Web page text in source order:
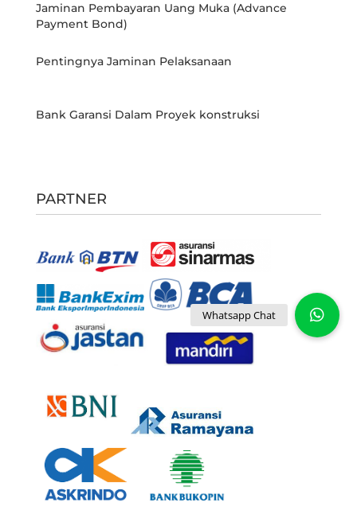
Jaminan Pembayaran Uang Muka (Advance
Payment Bond)
Pentingnya Jaminan Pelaksanaan
Bank Garansi Dalam Proyek konstruksi
PARTNER